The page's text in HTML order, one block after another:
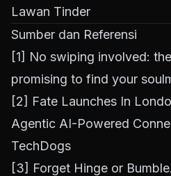
Lawan Tinder
Sumber dan Referensi
[1] No swiping involved:
promising to find your
[2] Fate Launches In
Agentic AI-Powered
TechDogs
[3] Forget Hinge or